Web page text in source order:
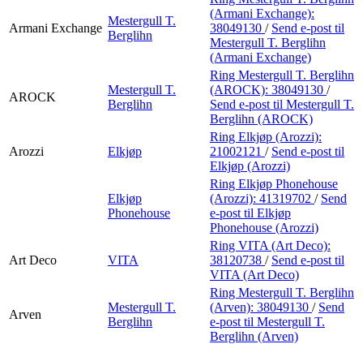
Armani Exchange
Mestergull T.
Berglihn
(Armani Exchange):
38049130 / Send e-post til
Mestergull T. Berglihn
(Armani Exchange)
AROCK
Mestergull T.
Berglihn
Ring Mestergull T. Berglihn
(AROCK): 38049130 /
Send e-post til Mestergull T.
Berglihn (AROCK)
Arozzi Elkjøp
Ring Elkjøp (Arozzi):
21002121 / Send e-post til
Elkjøp (Arozzi)
Elkjøp
Phonehouse
Ring Elkjøp Phonehouse
(Arozzi): 41319702 / Send
e-post til Elkjøp
Phonehouse (Arozzi)
Art Deco VITA
Ring VITA (Art Deco):
38120738 / Send e-post til
VITA (Art Deco)
Arven
Mestergull T.
Berglihn
Ring Mestergull T. Berglihn
(Arven): 38049130 / Send
e-post til Mestergull T.
Berglihn (Arven)